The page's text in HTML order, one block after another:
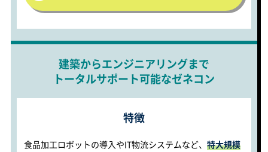
建築からエンジニアリングまで
トータルサポート可能なゼネコン
特徴
食品加工ロボットの導入やIT物流システムなど、 特大規模